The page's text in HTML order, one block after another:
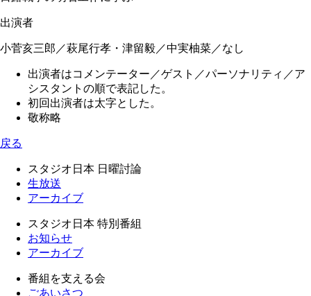
出演者
小菅亥三郎／萩尾行孝・津留毅／中実柚菜／なし
出演者はコメンテーター／ゲスト／パーソナリティ／ア
シスタントの順で表記した。
初回出演者は太字とした。
敬称略
戻る
スタジオ日本 日曜討論
生放送
アーカイブ
スタジオ日本 特別番組
お知らせ
アーカイブ
番組を支える会
ごあいさつ